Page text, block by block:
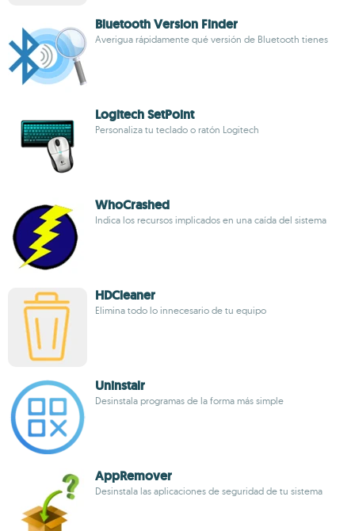
Bluetooth Version Finder
Averigua rápidamente qué versión de Bluetooth tienes
Logitech SetPoint
Personaliza tu teclado o ratón Logitech
WhoCrashed
Indica los recursos implicados en una caída del sistema
HDCleaner
Elimina todo lo innecesario de tu equipo
Uninstalr
Desinstala programas de la forma más simple
AppRemover
Desinstala las aplicaciones de seguridad de tu sistema